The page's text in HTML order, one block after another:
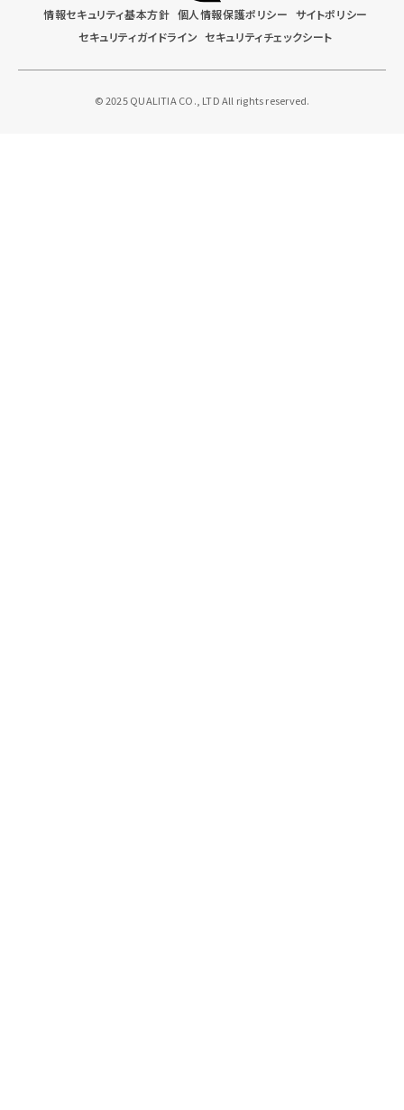
情報セキュリティ基本方針 個人情報保護ポリシー サイトポリシー
セキュリティガイドライン セキュリティチェックシート
© 2025 QUALITIA CO., LTD All rights reserved.